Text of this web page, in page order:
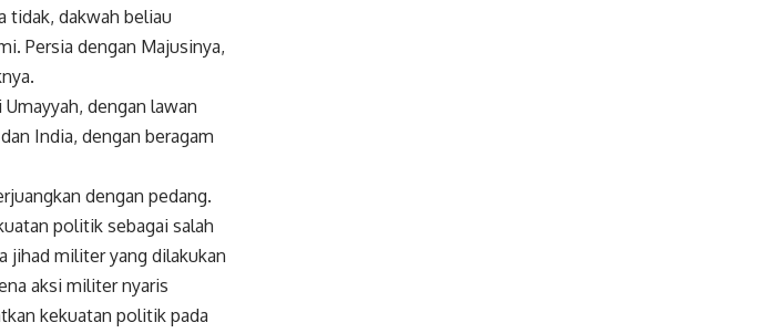
tidak, dakwah beliau
Persia dengan Majusinya,
dengan lawan
India, dengan beragam
dengan pedang.
politik sebagai salah
jihad militer yang dilakukan
aksi militer nyaris
kekuatan politik pada